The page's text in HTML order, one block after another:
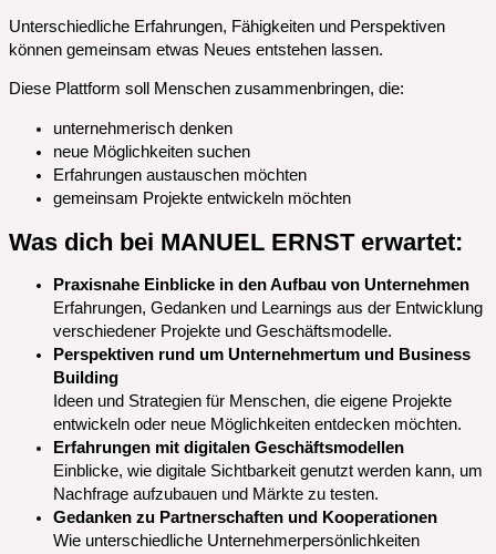
Unterschiedliche Erfahrungen, Fähigkeiten und Perspektiven
können gemeinsam etwas Neues entstehen lassen.
Diese Plattform soll Menschen zusammenbringen, die:
unternehmerisch denken
neue Möglichkeiten suchen
Erfahrungen austauschen möchten
gemeinsam Projekte entwickeln möchten
Was dich bei MANUEL ERNST erwartet:
Praxisnahe Einblicke in den Aufbau von Unternehmen
Erfahrungen, Gedanken und Learnings aus der Entwicklung
verschiedener Projekte und Geschäftsmodelle.
Perspektiven rund um Unternehmertum und Business
Building
Ideen und Strategien für Menschen, die eigene Projekte
entwickeln oder neue Möglichkeiten entdecken möchten.
Erfahrungen mit digitalen Geschäftsmodellen
Einblicke, wie digitale Sichtbarkeit genutzt werden kann, um
Nachfrage aufzubauen und Märkte zu testen.
Gedanken zu Partnerschaften und Kooperationen
Wie unterschiedliche Unternehmerpersönlichkeiten